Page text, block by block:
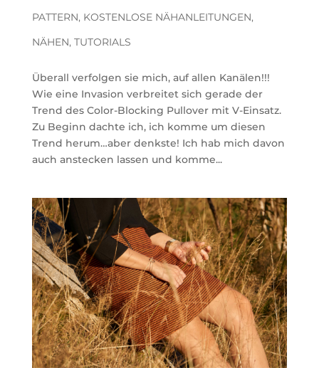
PATTERN, KOSTENLOSE NÄHANLEITUNGEN,
NÄHEN, TUTORIALS
Überall verfolgen sie mich, auf allen Kanälen!!!
Wie eine Invasion verbreitet sich gerade der
Trend des Color-Blocking Pullover mit V-Einsatz.
Zu Beginn dachte ich, ich komme um diesen
Trend herum…aber denkste! Ich hab mich davon
auch anstecken lassen und komme...